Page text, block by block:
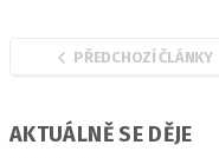
PŘEDCHOZÍ ČLÁNKY
AKTUÁLNĚ SE DĚJE